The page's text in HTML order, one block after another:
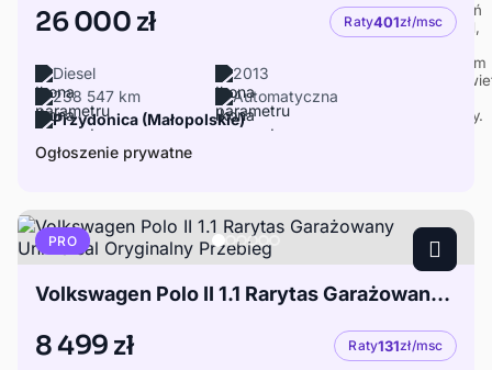
26 000 zł Raty401zł/msc
Diesel
2013
238 547 km
Automatyczna
Przydonica (Małopolskie)
Ogłoszenie prywatne
PRO
Volkswagen Polo II 1.1 Rarytas Garażowany Uniwersal Oryginalny Przebieg
8 499 zł Raty131zł/msc